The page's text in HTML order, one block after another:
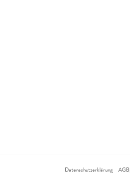
Datenschutzerklärung AGB